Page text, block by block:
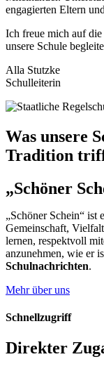
engagierten Eltern
Ich freue mich auf
unsere Schule
Alla Stutzke
Schulleiterin
Was unsere
Tradition
„Schöner
„Schöner Schein“ ist
Gemeinschaft,
lernen, respektvoll
anzunehmen, wie er
Schulnachrichten.
Mehr über uns
Schnellzugriff
Direkter